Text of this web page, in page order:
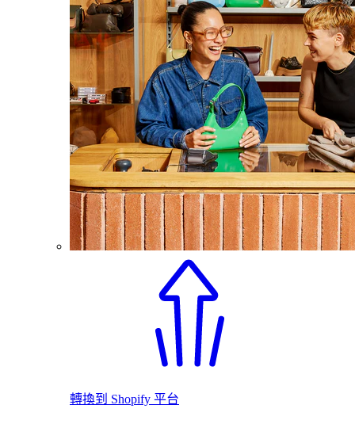
轉換到 Shopify 平台